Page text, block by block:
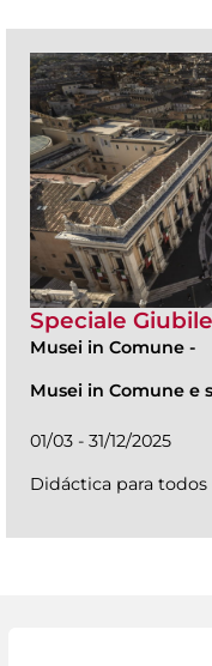
Speciale
Musei in Comune -
Musei in Comune e
01/03 - 31/12/2025
Didáctica para todos